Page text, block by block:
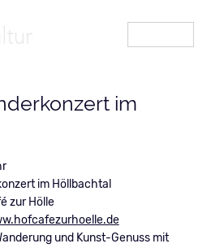
im
im Höllbachtal
zur Hölle
und Kunst-Genuss mit